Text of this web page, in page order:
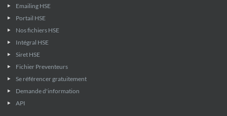
Emailing HSE
Portail HSE
Nos fichiers HSE
Intégral HSE
Siret HSE
Fichier Preventeurs
Se référencer gratuitement
Demande d'information
API